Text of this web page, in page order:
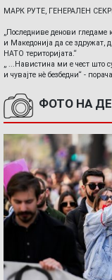
МАРК РУТЕ, ГЕНЕРАЛЕН
„Последниве денови гледаме
и Македонија да се здружат,
НАТО територијата.“
„ ...Навистина ми е чест што
и чувајте нè безбедни“ -
ФОТО НА